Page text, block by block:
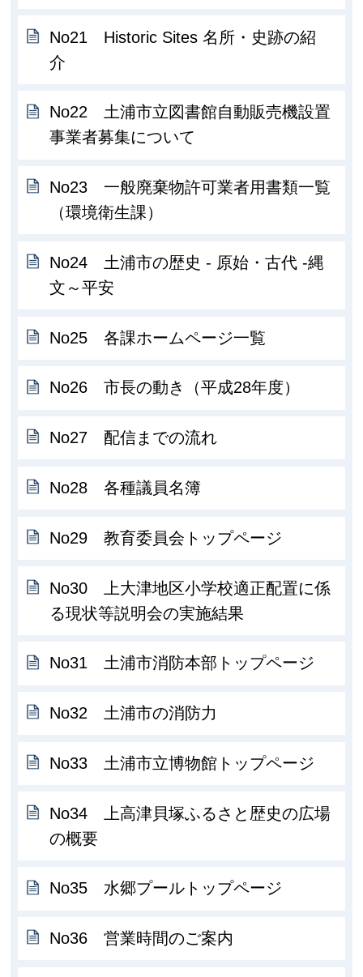
No21 Historic Sites 名所・史跡の紹
介
No22 土浦市立図書館自動販売機設置
事業者募集について
No23 一般廃棄物許可業者用書類一覧
（環境衛生課）
No24 土浦市の歴史 - 原始・古代 -縄
文～平安
No25 各課ホームページ一覧
No26 市長の動き（平成28年度）
No27 配信までの流れ
No28 各種議員名簿
No29 教育委員会トップページ
No30 上大津地区小学校適正配置に係
る現状等説明会の実施結果
No31 土浦市消防本部トップページ
No32 土浦市の消防力
No33 土浦市立博物館トップページ
No34 上高津貝塚ふるさと歴史の広場
の概要
No35 水郷プールトップページ
No36 営業時間のご案内